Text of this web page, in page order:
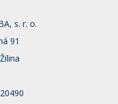
s. r. o.
91